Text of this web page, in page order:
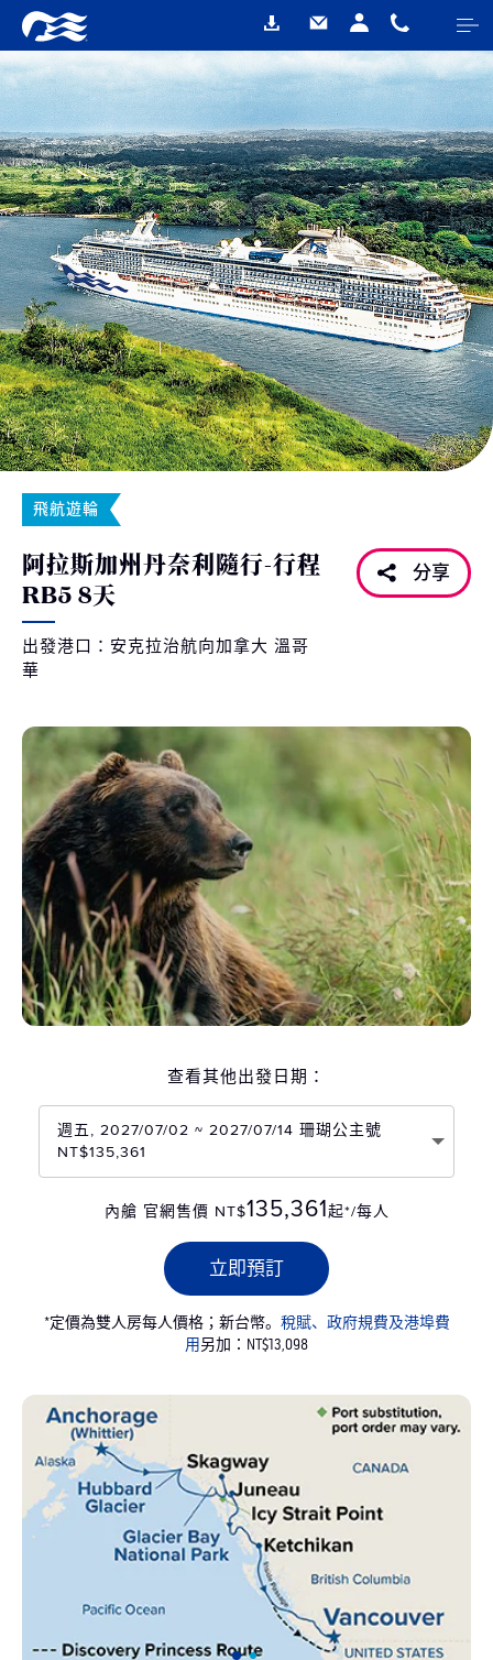
飛航遊輪
阿拉斯加州丹奈利隨行-行程
RB5 8天
出發港口：安克拉治航向加拿大 溫哥
華
分享
查看其他出發日期：
週五, 2027/07/02 ~ 2027/07/14 珊瑚公主號
NT$135,361
內艙 官網售價 NT$135,361起*/每人
立即預訂
*定價為雙人房每人價格；新台幣。 稅賦、政府規費及港埠費
用另加：NT$13,098